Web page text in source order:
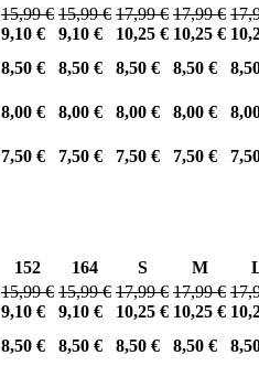
15,99 €
9,10 €
15,99 €
9,10 €
17,99 €
10,25 €
17,99 €
10,25 €
8,50 € 8,50 € 8,50 € 8,50 €
8,00 € 8,00 € 8,00 € 8,00 €
7,50 € 7,50 € 7,50 € 7,50 €
152 164 S M
15,99 €
9,10 €
15,99 €
9,10 €
17,99 €
10,25 €
17,99 €
10,25 €
8,50 € 8,50 € 8,50 € 8,50 €